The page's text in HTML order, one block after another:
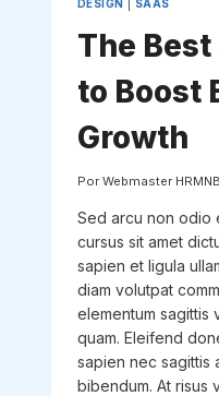
DESIGN SAAS
The Best
to Boost
Growth
Por Webmaster
Sed arcu non odio
cursus sit amet
sapien et ligula
diam volutpat
elementum sagittis
quam. Eleifend
sapien nec sagittis
bibendum. At risus